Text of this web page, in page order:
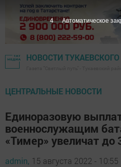
НОВОСТИ
ЦЕНТРАЛЬНЫЕ НОВОСТИ
Единоразовую
военнослужащим
«Тимер» увеличат до
admin, 15 августа 2022 - 10:55
3 Автоматическое